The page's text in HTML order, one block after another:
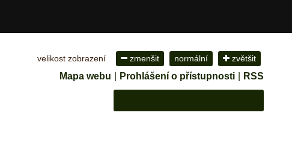
velikost zobrazení zmenšit normální zvětšit
Mapa webu Prohlášení o přístupnosti RSS